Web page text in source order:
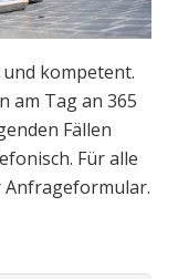
kompetent.
am Tag an 365
Fällen
Für alle
Anfrageformular.